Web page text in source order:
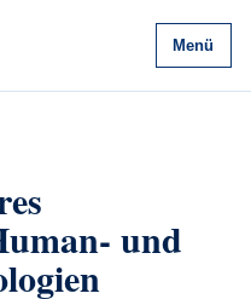
Menü
und